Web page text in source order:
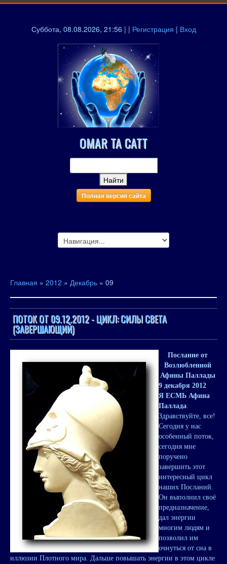
Суббота, 08.08.2026, 21:56 | | Регистрация | Вход
OMAR TA CATT
Полная версия сайта
Главная » 2012 » Декабрь » 09
ПОТОК ОТ 09.12.2012 - ЦИКЛ: СИЛЫ СВЕТА
(ЗАВЕРШАЮЩИЙ)
Послание от
Возлюбленной
Афины Паллады
9 декабря 2012
Я ЕСМЬ Афина
Паллада.
Здравствуйте, все!
Сегодня у нас
особенный поток,
сегодня мне
поручено
завершить этот
интересный цикл
наших Посланий.
Он выполнил своё
предназначение,
дал энергии
многим людям и
позволил им
очнуться от сна в
иллюзии Плотного мира. Дальше повышать энергии в этом цикле